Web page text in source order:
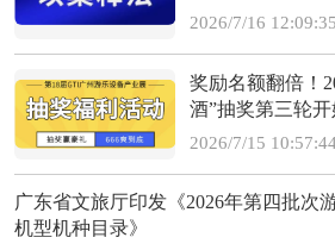
2026/7/16 12:09:35
奖励名额翻倍！
酒”抽奖第三轮开
2026/7/15
广东省文旅厅印发《2026年第四批次
机型机种目录》